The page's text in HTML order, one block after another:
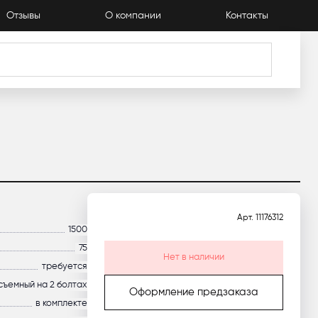
Отзывы О компании Контакты
1500
75
требуется
на 2 болтах
в комплекте
Арт. 11176312
Нет в наличии
Оформление предзаказа